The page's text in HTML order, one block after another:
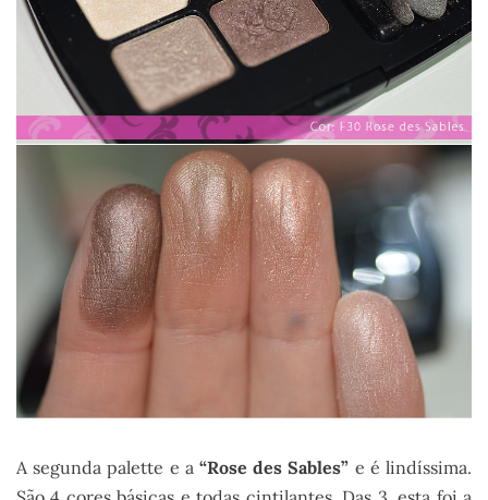
A segunda palette e a “Rose des Sables” e é lindíssima.